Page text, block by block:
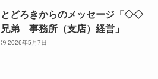
とどろきからのメッセージ「◇◇
兄弟 事務所（支店）経営」
2026年5月7日